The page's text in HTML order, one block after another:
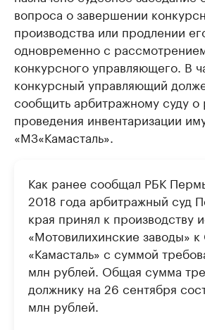
продавцы медийной продукции
Ознакомьтесь с информацией в каталоге
вопроса о завершении
производства или продлении
одновременно с
конкурсного управляющего. В
конкурсный управляющий
сообщить арбитражному суду о
проведения инвентаризации
«МЗ«Камасталь».
Как ранее сообщал РБК
2018 года арбитражный суд
края принял к производству
«Мотовилихинские заводы»
«Камасталь» с суммой
млн рублей. Общая сумма
должнику на 26 сентября
млн рублей.